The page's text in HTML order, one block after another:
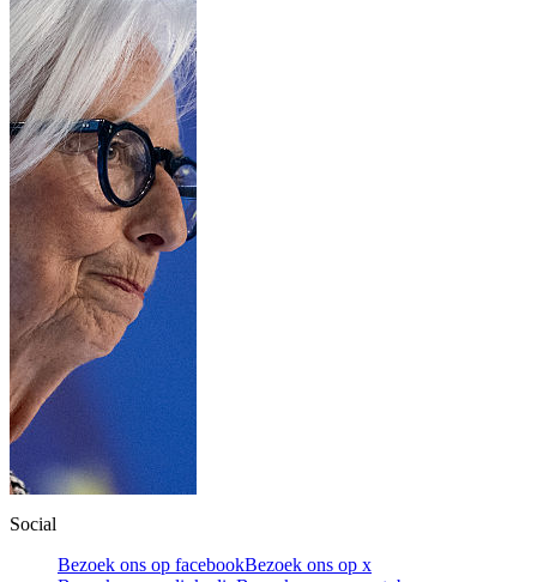
Social
Bezoek ons op facebookBezoek ons op x